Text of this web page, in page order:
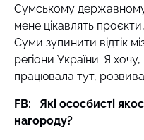
Сумському державному
мене цікавлять
Суми зупинити відтік
регіони України. Я
працювала тут,
FB: Які ососбисті
нагороду?